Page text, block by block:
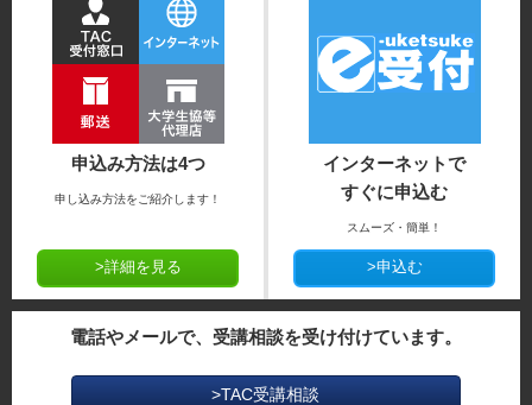
申込み方法は4つ
申し込み方法をご紹介します！
>詳細を見る
インターネットで
すぐに申込む
スムーズ・簡単！
>申込む
電話やメールで、受講相談を受け付けています。
>TAC受講相談